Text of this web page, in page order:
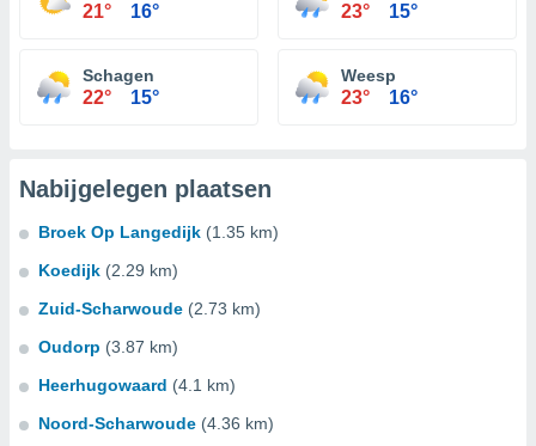
21° 16° 23° 15°
Schagen
22° 15°
Weesp
23° 16°
Nabijgelegen plaatsen
Broek Op Langedijk (1.35 km)
Koedijk (2.29 km)
Zuid-Scharwoude (2.73 km)
Oudorp (3.87 km)
Heerhugowaard (4.1 km)
Noord-Scharwoude (4.36 km)